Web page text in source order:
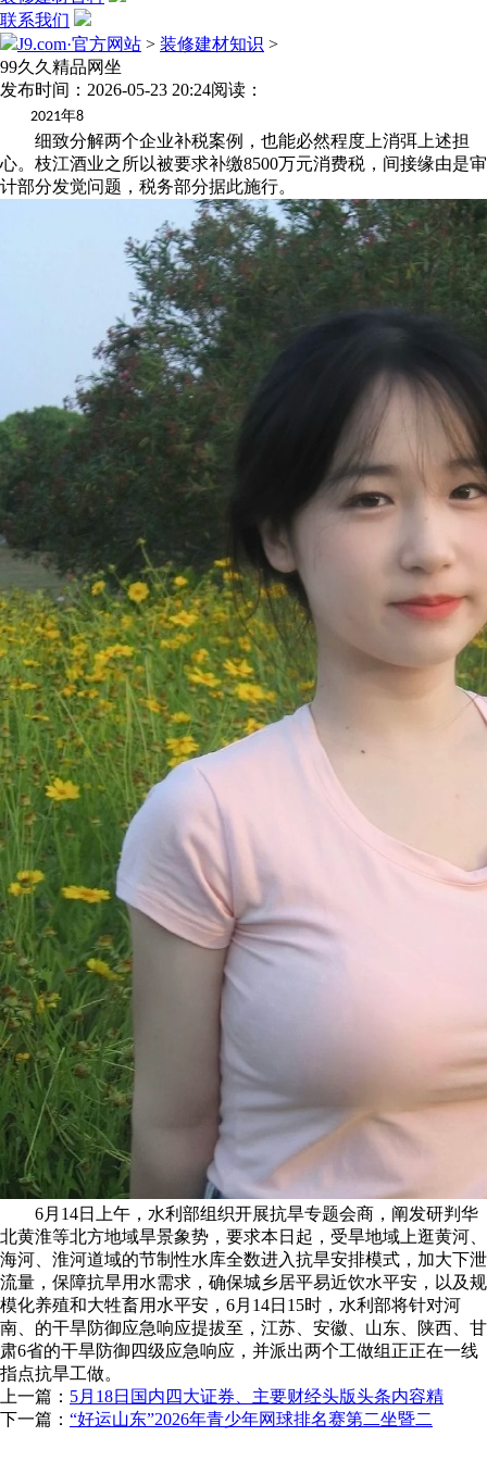
联系我们
J9.com·官方网站 > 装修建材知识 >
99久久精品网坐
发布时间：2026-05-23 20:24阅读：
2021年8
细致分解两个企业补税案例，也能必然程度上消弭上述担
心。枝江酒业之所以被要求补缴8500万元消费税，间接缘由是审
计部分发觉问题，税务部分据此施行。
6月14日上午，水利部组织开展抗旱专题会商，阐发研判华
北黄淮等北方地域旱景象势，要求本日起，受旱地域上逛黄河、
海河、淮河道域的节制性水库全数进入抗旱安排模式，加大下泄
流量，保障抗旱用水需求，确保城乡居平易近饮水平安，以及规
模化养殖和大牲畜用水平安，6月14日15时，水利部将针对河
南、的干旱防御应急响应提拔至，江苏、安徽、山东、陕西、甘
肃6省的干旱防御四级应急响应，并派出两个工做组正正在一线
指点抗旱工做。
上一篇： 5月18日国内四大证券、主要财经头版头条内容精
下一篇： “好运山东”2026年青少年网球排名赛第二坐暨二